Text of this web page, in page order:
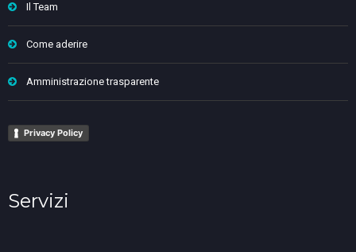
Il Team
Come aderire
Amministrazione trasparente
Privacy Policy
Servizi